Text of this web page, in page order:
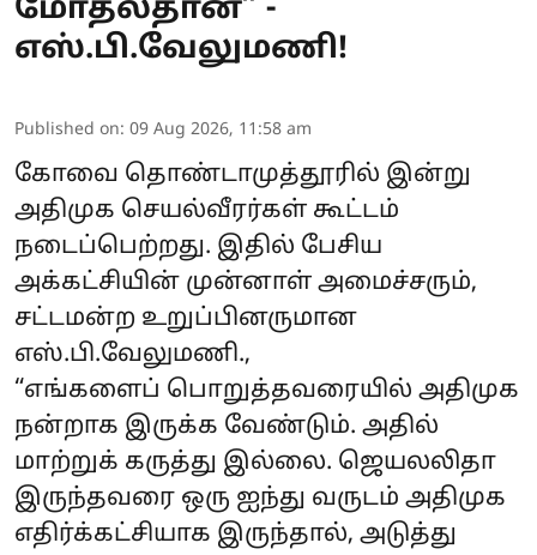
மோதல்தான்” -
எஸ்.பி.வேலுமணி!
Published on: 09 Aug 2026, 11:58 am
கோவை தொண்டாமுத்தூரில் இன்று
அதிமுக செயல்வீரர்கள் கூட்டம்
நடைப்பெற்றது. இதில் பேசிய
அக்கட்சியின் முன்னாள் அமைச்சரும்,
சட்டமன்ற உறுப்பினருமான
எஸ்.பி.வேலுமணி.,
“எங்களைப் பொறுத்தவரையில் அதிமுக
நன்றாக இருக்க வேண்டும். அதில்
மாற்றுக் கருத்து இல்லை. ஜெயலலிதா
இருந்தவரை ஒரு ஐந்து வருடம் அதிமுக
எதிர்க்கட்சியாக இருந்தால், அடுத்து